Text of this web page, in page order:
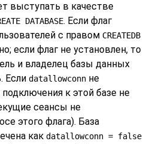
выступать в качестве
DATABASE. Если флаг
с правом CREATEDB
если флаг не установлен, то
и владелец базы данных
Если datallowconn не
к этой базе не
сеансы не
этого флага). База
как datallowconn = false